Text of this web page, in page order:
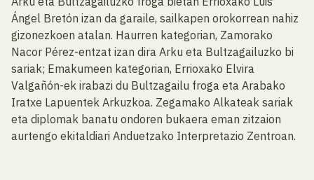
Ángel Bretón izan da garaile, sailkapen orokorrean nahiz
gizonezkoen atalan. Haurren kategorian, Zamorako
Nacor Pérez-entzat izan dira Arku eta Bultzagailuzko bi
sariak; Emakumeen kategorian, Errioxako Elvira
Valgañón-ek irabazi du Bultzagailu froga eta Arabako
Iratxe Lapuentek Arkuzkoa. Zegamako Alkateak sariak
eta diplomak banatu ondoren bukaera eman zitzaion
aurtengo ekitaldiari Anduetzako Interpretazio Zentroan.